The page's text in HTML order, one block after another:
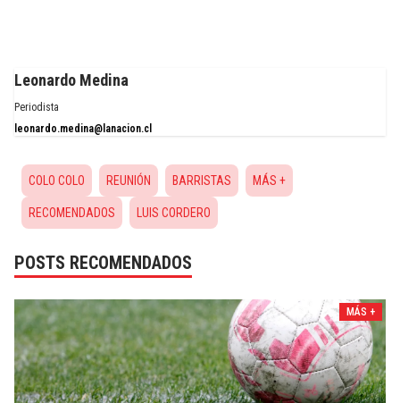
Leonardo Medina
Periodista
leonardo.medina@lanacion.cl
COLO COLO REUNIÓN BARRISTAS MÁS +
RECOMENDADOS LUIS CORDERO
POSTS RECOMENDADOS
MÁS +